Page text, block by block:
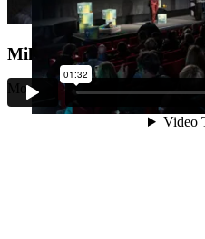
Milka Loff Fernandes
Moderatorin, Autorin & Speakerin